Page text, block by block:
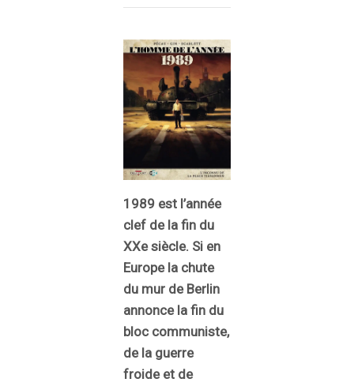
1989 est l’année
clef de la fin du
XXe siècle. Si en
Europe la chute
du mur de Berlin
annonce la fin du
bloc communiste,
de la guerre
froide et de